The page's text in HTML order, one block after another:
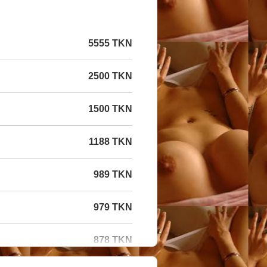
5555 TKN
2500 TKN
1500 TKN
1188 TKN
989 TKN
979 TKN
878 TKN